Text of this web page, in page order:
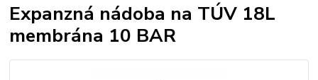
Expanzná nádoba na TÚV 18L
membrána 10 BAR